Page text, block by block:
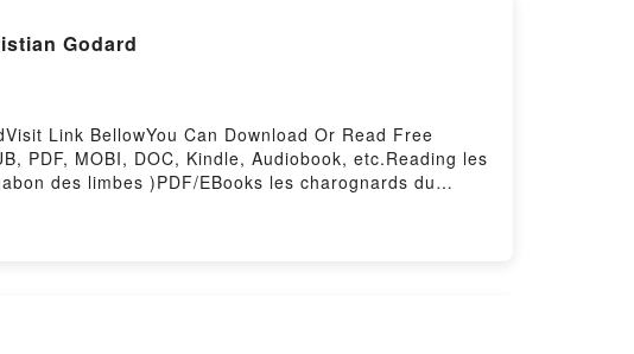
Godard
Link BellowYou Can Download Or Read Free
PDF, MOBI, DOC, Kindle, Audiobook, etc.Reading les
des limbes )PDF/EBooks les charognards du
Download les charognards du cosmos( le vagabon